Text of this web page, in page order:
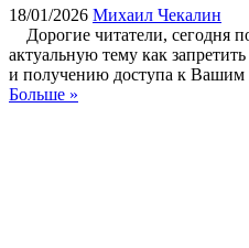
18/01/2026 Михаил Чекалин
Дорогие читатели, сегодня
актуальную тему как
и получению доступа к
Больше »